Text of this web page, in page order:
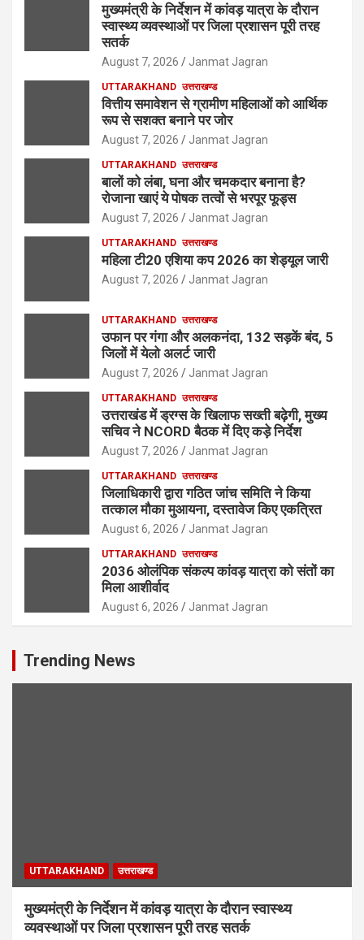
मुख्यमंत्री के निर्देशन में कांवड़ यात्रा के दौरान
स्वास्थ्य व्यवस्थाओं पर जिला प्रशासन पूरी तरह
सतर्क
August 7, 2026 Janmat Jagran
UTTARAKHAND उत्तराखण्ड
वित्तीय समावेशन से ग्रामीण महिलाओं को आर्थिक
रूप से सशक्त बनाने पर जोर
August 7, 2026 Janmat Jagran
UTTARAKHAND उत्तराखण्ड
बालों को लंबा, घना और चमकदार बनाना है?
रोजाना खाएं ये पोषक तत्वों से भरपूर फूड्स
August 7, 2026 Janmat Jagran
UTTARAKHAND उत्तराखण्ड
महिला टी20 एशिया कप 2026 का शेड्यूल जारी
August 7, 2026 Janmat Jagran
UTTARAKHAND उत्तराखण्ड
उफान पर गंगा और अलकनंदा, 132 सड़कें बंद, 5
जिलों में येलो अलर्ट जारी
August 7, 2026 Janmat Jagran
UTTARAKHAND उत्तराखण्ड
उत्तराखंड में ड्रग्स के खिलाफ सख्ती बढ़ेगी, मुख्य
सचिव ने NCORD बैठक में दिए कड़े निर्देश
August 7, 2026 Janmat Jagran
UTTARAKHAND उत्तराखण्ड
जिलाधिकारी द्वारा गठित जांच समिति ने किया
तत्काल मौका मुआयना, दस्तावेज किए एकत्रित
August 6, 2026 Janmat Jagran
UTTARAKHAND उत्तराखण्ड
2036 ओलंपिक संकल्प कांवड़ यात्रा को संतों का
मिला आशीर्वाद
August 6, 2026 Janmat Jagran
Trending News
UTTARAKHAND उत्तराखण्ड
मुख्यमंत्री के निर्देशन में कांवड़ यात्रा के दौरान स्वास्थ्य
व्यवस्थाओं पर जिला प्रशासन पूरी तरह सतर्क